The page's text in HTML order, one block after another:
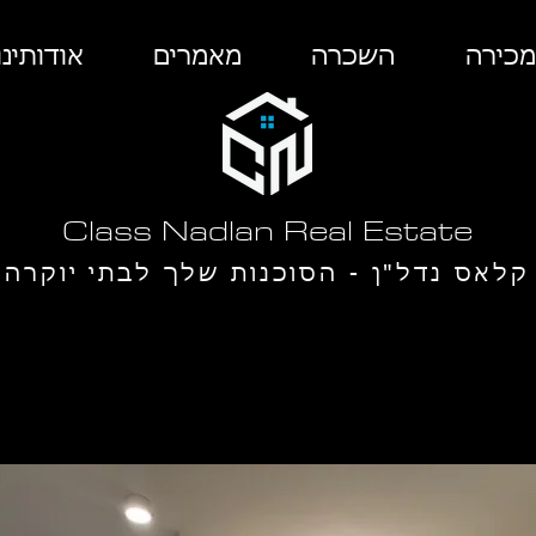
מכירה השכרה מאמרים
Class Nadlan Real Estate
קלאס נדל"ן - הסוכנות שלך לבתי יוקרה